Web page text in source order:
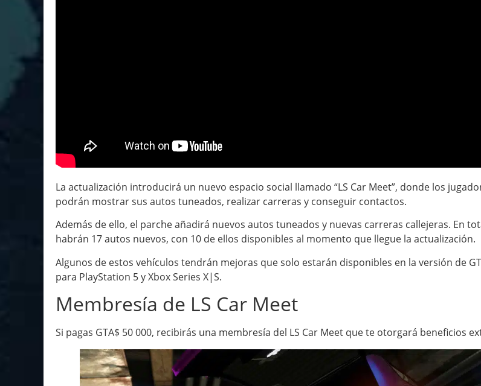
La actualización introducirá un nuevo espacio social llamado “LS Car Meet”, donde los
podrán mostrar sus autos tuneados, realizar carreras y conseguir contactos.
Además de ello, el parche añadirá nuevos autos tuneados y nuevas carreras callejeras. En
habrán 17 autos nuevos, con 10 de ellos disponibles al momento que llegue la actualización.
Algunos de estos vehículos tendrán mejoras que solo estarán disponibles en la versión de
para PlayStation 5 y Xbox Series X|S.
Membresía de LS Car Meet
Si pagas GTA$ 50 000, recibirás una membresía del LS Car Meet que te otorgará beneficios